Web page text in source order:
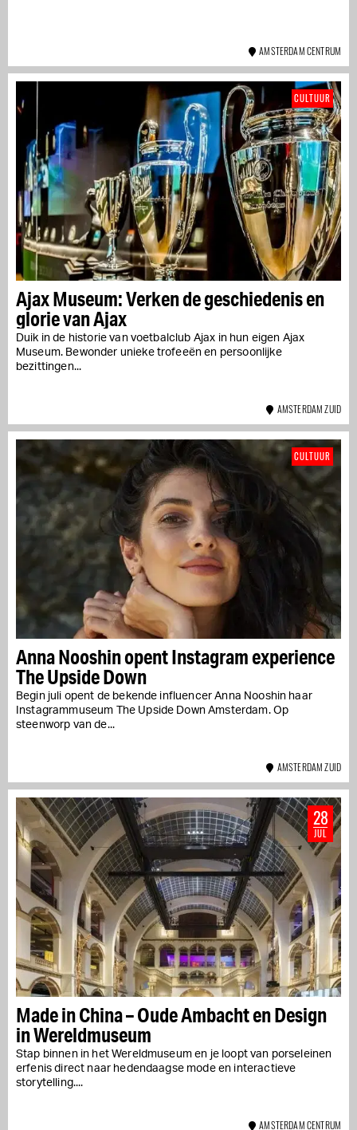
AMSTERDAM CENTRUM
Ajax Museum: Verken de geschiedenis en
glorie van Ajax
Duik in de historie van voetbalclub Ajax in hun eigen Ajax
Museum. Bewonder unieke trofeeën en persoonlijke
bezittingen...
CULTUUR
AMSTERDAM ZUID
Anna Nooshin opent Instagram experience
The Upside Down
Begin juli opent de bekende influencer Anna Nooshin haar
Instagrammuseum The Upside Down Amsterdam. Op
steenworp van de...
CULTUUR
AMSTERDAM ZUID
Made in China – Oude Ambacht en Design
in Wereldmuseum
Stap binnen in het Wereldmuseum en je loopt van porseleinen
erfenis direct naar hedendaagse mode en interactieve
storytelling....
28
JUL
AMSTERDAM CENTRUM